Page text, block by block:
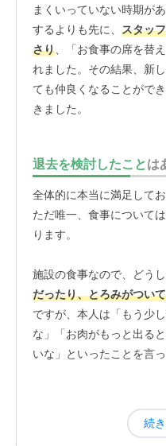
まくいっていない時期が
するよりも先に、 スタッ
さり、「お食事の席を替
れました。その結果、新
ても仲良くなることがで
きました。
からの対応が的確でした
た後、「夜間の安否確認
か？」と、こちらが気づ
してくださり、プロの視
た時から感じていました
気です。建物自体の明る
の方々の印象がとても良い
していて感じの良い方ば
声かけやコミュニケーシ
られているようです。私
気持ちよく迎えてくださ
退去を検討したことは
全体的に本当に満足して
ただ唯一、食事について
ります。
施設の食事なので、どう
だったり、とろみがつい
ですが、本人は「もう少
な」「お肉がもっと出る
いな」といったことを言っ
ただ、叔母自身もともと
はありませんし、私たち
いているので仕方ない部
続